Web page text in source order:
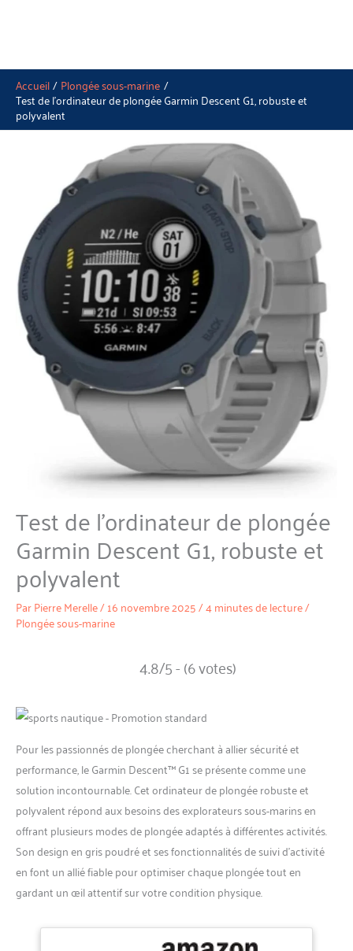
Accueil Plongée sous-marine
Test de l’ordinateur de plongée Garmin Descent G1, robuste et
polyvalent
Test de l’ordinateur de plongée
Garmin Descent G1, robuste et
polyvalent
ParPierre Merelle/16 novembre 2025/4 minutes de lecture/
Plongée sous-marine
4.8/5 - (6 votes)
Pour les passionnés de plongée cherchant à allier sécurité et
performance, le Garmin Descent™ G1 se présente comme une
solution incontournable. Cet ordinateur de plongée robuste et
polyvalent répond aux besoins des explorateurs sous-marins en
offrant plusieurs modes de plongée adaptés à différentes activités.
Son design en gris poudré et ses fonctionnalités de suivi d’activité
en font un allié fiable pour optimiser chaque plongée tout en
gardant un œil attentif sur votre condition physique.